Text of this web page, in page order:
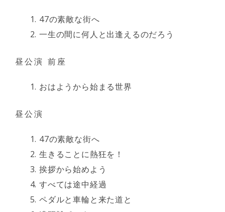
47の素敵な街へ
一生の間に何人と出逢えるのだろう
昼公演 前座
おはようから始まる世界
昼公演
47の素敵な街へ
生きることに熱狂を！
挨拶から始めよう
すべては途中経過
ペダルと車輪と来た道と